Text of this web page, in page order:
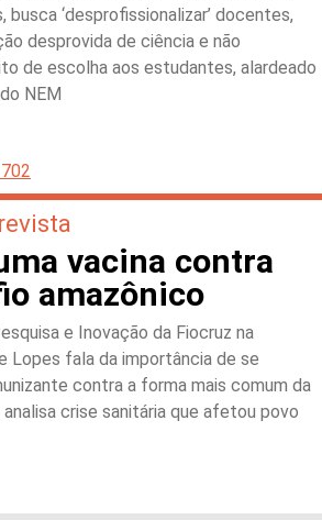
busca ‘desprofissionalizar’ docentes,
desprovida de ciência e não
de escolha aos estudantes, alardeado
NEM
vacina contra
amazônico
e Inovação da Fiocruz na
Lopes fala da importância de se
contra a forma mais comum da
crise sanitária que afetou povo